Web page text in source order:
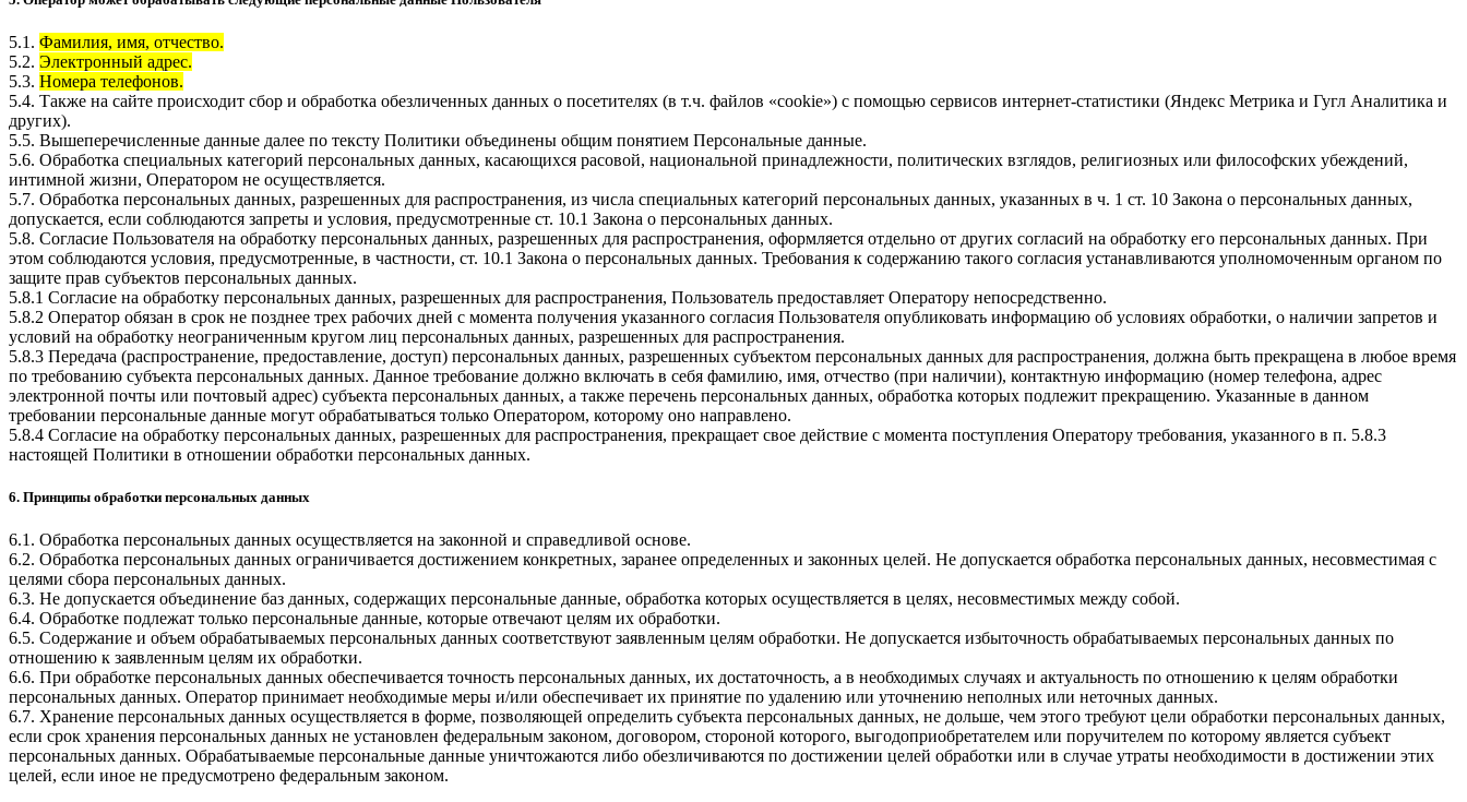
5.1. Фамилия, имя, отчество.
5.2. Электронный адрес.
5.3. Номера телефонов.
5.4. Также на сайте происходит сбор и обработка обезличенных данных о посетителях (в т.ч. файлов «cookie») с помощью сервисов интернет-статистики (Яндекс Метрика и Гугл Аналитика и
других).
5.5. Вышеперечисленные данные далее по тексту Политики объединены общим понятием Персональные данные.
5.6. Обработка специальных категорий персональных данных, касающихся расовой, национальной принадлежности, политических взглядов, религиозных или философских убеждений,
интимной жизни, Оператором не осуществляется.
5.7. Обработка персональных данных, разрешенных для распространения, из числа специальных категорий персональных данных, указанных в ч. 1 ст. 10 Закона о персональных данных,
допускается, если соблюдаются запреты и условия, предусмотренные ст. 10.1 Закона о персональных данных.
5.8. Согласие Пользователя на обработку персональных данных, разрешенных для распространения, оформляется отдельно от других согласий на обработку его персональных данных. При
этом соблюдаются условия, предусмотренные, в частности, ст. 10.1 Закона о персональных данных. Требования к содержанию такого согласия устанавливаются уполномоченным органом по
защите прав субъектов персональных данных.
5.8.1 Согласие на обработку персональных данных, разрешенных для распространения, Пользователь предоставляет Оператору непосредственно.
5.8.2 Оператор обязан в срок не позднее трех рабочих дней с момента получения указанного согласия Пользователя опубликовать информацию об условиях обработки, о наличии запретов и
условий на обработку неограниченным кругом лиц персональных данных, разрешенных для распространения.
5.8.3 Передача (распространение, предоставление, доступ) персональных данных, разрешенных субъектом персональных данных для распространения, должна быть прекращена в любое время
по требованию субъекта персональных данных. Данное требование должно включать в себя фамилию, имя, отчество (при наличии), контактную информацию (номер телефона, адрес
электронной почты или почтовый адрес) субъекта персональных данных, а также перечень персональных данных, обработка которых подлежит прекращению. Указанные в данном
требовании персональные данные могут обрабатываться только Оператором, которому оно направлено.
5.8.4 Согласие на обработку персональных данных, разрешенных для распространения, прекращает свое действие с момента поступления Оператору требования, указанного в п. 5.8.3
настоящей Политики в отношении обработки персональных данных.
6. Принципы обработки персональных данных
6.1. Обработка персональных данных осуществляется на законной и справедливой основе.
6.2. Обработка персональных данных ограничивается достижением конкретных, заранее определенных и законных целей. Не допускается обработка персональных данных, несовместимая с
целями сбора персональных данных.
6.3. Не допускается объединение баз данных, содержащих персональные данные, обработка которых осуществляется в целях, несовместимых между собой.
6.4. Обработке подлежат только персональные данные, которые отвечают целям их обработки.
6.5. Содержание и объем обрабатываемых персональных данных соответствуют заявленным целям обработки. Не допускается избыточность обрабатываемых персональных данных по
отношению к заявленным целям их обработки.
6.6. При обработке персональных данных обеспечивается точность персональных данных, их достаточность, а в необходимых случаях и актуальность по отношению к целям обработки
персональных данных. Оператор принимает необходимые меры и/или обеспечивает их принятие по удалению или уточнению неполных или неточных данных.
6.7. Хранение персональных данных осуществляется в форме, позволяющей определить субъекта персональных данных, не дольше, чем этого требуют цели обработки персональных данных,
если срок хранения персональных данных не установлен федеральным законом, договором, стороной которого, выгодоприобретателем или поручителем по которому является субъект
персональных данных. Обрабатываемые персональные данные уничтожаются либо обезличиваются по достижении целей обработки или в случае утраты необходимости в достижении этих
целей, если иное не предусмотрено федеральным законом.